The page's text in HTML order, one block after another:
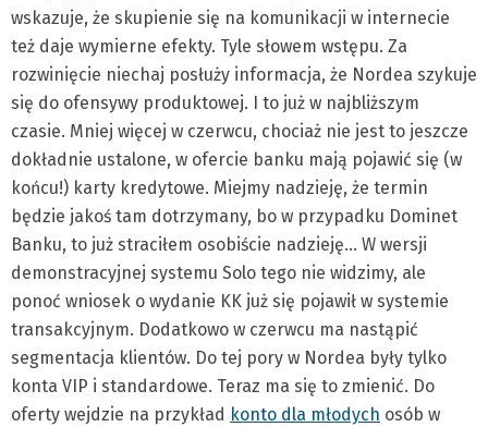
wskazuje, że skupienie się na komunikacji w internecie
też daje wymierne efekty. Tyle słowem wstępu. Za
rozwinięcie niechaj posłuży informacja, że Nordea szykuje
się do ofensywy produktowej. I to już w najbliższym
czasie. Mniej więcej w czerwcu, chociaż nie jest to jeszcze
dokładnie ustalone, w ofercie banku mają pojawić się (w
końcu!) karty kredytowe. Miejmy nadzieję, że termin
będzie jakoś tam dotrzymany, bo w przypadku Dominet
Banku, to już straciłem osobiście nadzieję… W wersji
demonstracyjnej systemu Solo tego nie widzimy, ale
ponoć wniosek o wydanie KK już się pojawił w systemie
transakcyjnym. Dodatkowo w czerwcu ma nastąpić
segmentacja klientów. Do tej pory w Nordea były tylko
konta VIP i standardowe. Teraz ma się to zmienić. Do
oferty wejdzie na przykład konto dla młodych osób w